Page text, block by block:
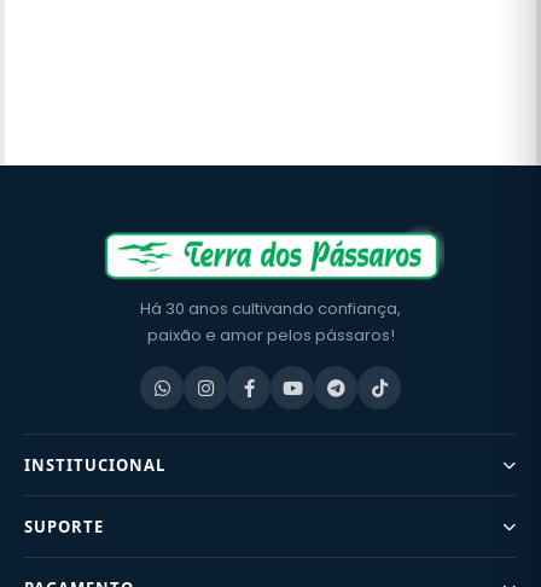
Há 30 anos cultivando confiança,
paixão e amor pelos pássaros!
INSTITUCIONAL
SUPORTE